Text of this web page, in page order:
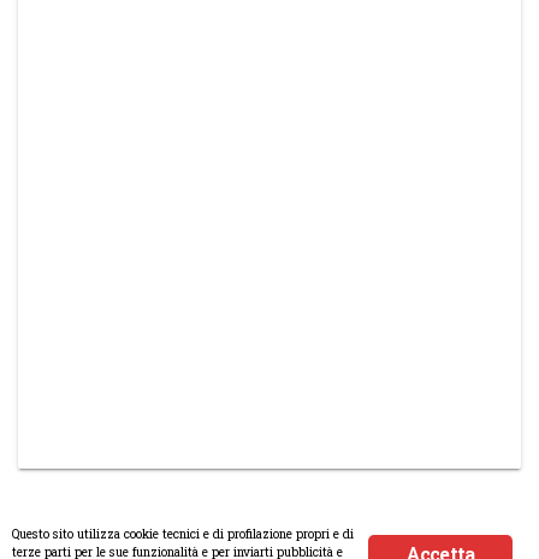
Accetta
Questo sito utilizza cookie tecnici e di profilazione propri e di
terze parti per le sue funzionalità e per inviarti pubblicità e